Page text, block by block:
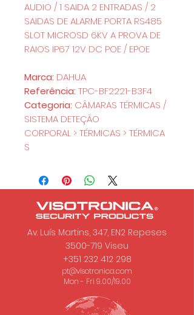
AUDIO / 1 SAIDA 2 ENTRADAS / 2
SAIDAS DE ALARME PORTA RS485
SLOT MICROSD 6KV A PROVA DE
RAIOS IP67 12V DC POE / EPOE
Marca: DAHUA
Referência: TPC-BF2221-B3F4
Categoria: CÂMARAS TÉRMICAS /
SISTEMA DETEÇÃO
CORPORAL > TÉRMICAS > TÉRMICA
S
Av. Luís Martins, 347, EN2 Repeses
3500-719 Viseu
+351 232 412 298
pt@visotronica.com
Mon - Fri 9.00/19.00